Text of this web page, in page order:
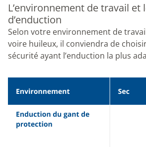
L’environnement de travail et
d’enduction
Selon votre environnement de
voire huileux, il conviendra de
sécurité ayant l’enduction la plus